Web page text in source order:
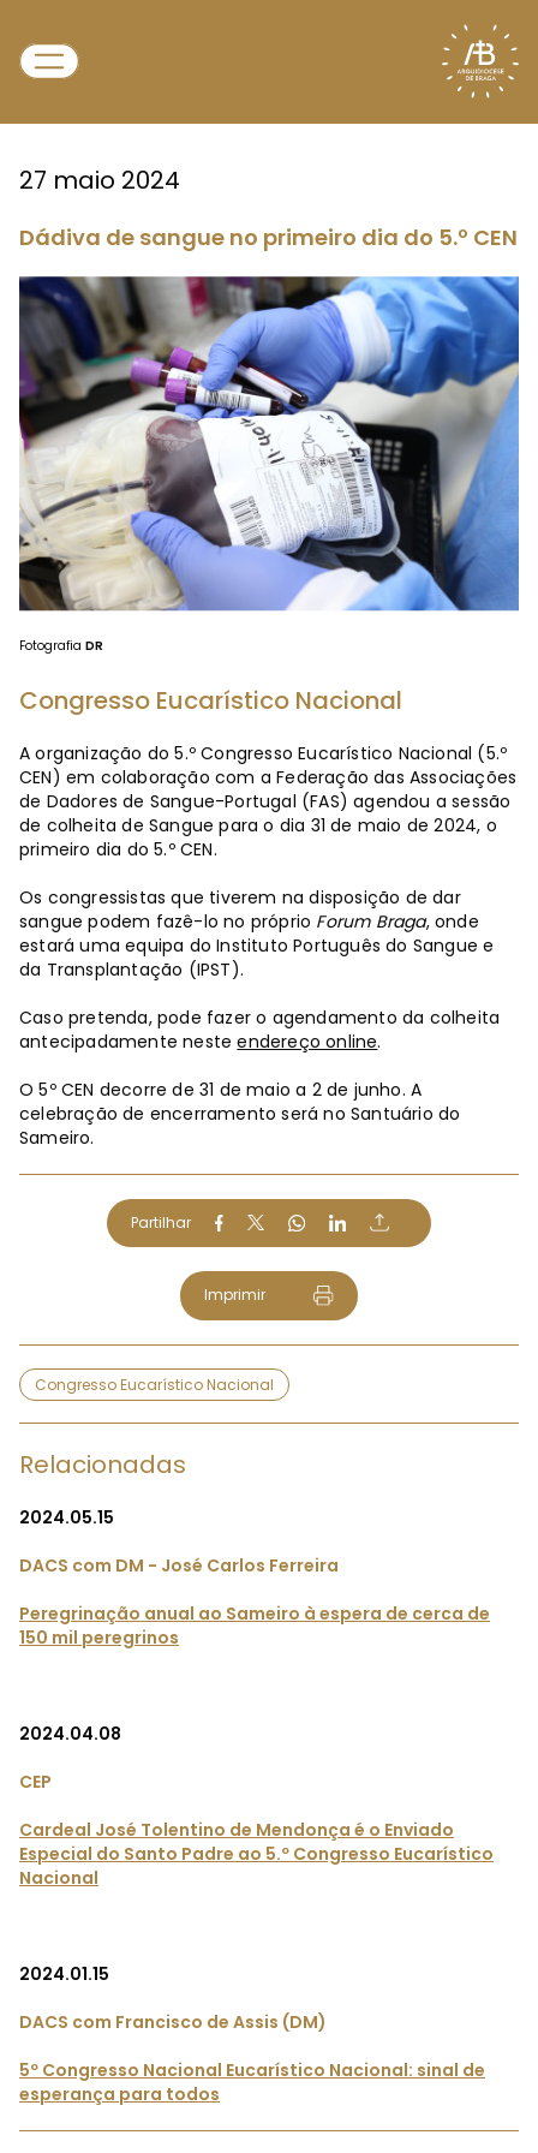
27 maio 2024
Dádiva de sangue no primeiro dia do 5.º CEN
Fotografia DR
Congresso Eucarístico Nacional
A organização do 5.º Congresso Eucarístico Nacional (5.º
CEN) em colaboração com a Federação das Associações
de Dadores de Sangue-Portugal (FAS) agendou a sessão
de colheita de Sangue para o dia 31 de maio de 2024, o
primeiro dia do 5.º CEN.
Os congressistas que tiverem na disposição de dar
sangue podem fazê-lo no próprio Forum Braga, onde
estará uma equipa do Instituto Português do Sangue e
da Transplantação (IPST).
Caso pretenda, pode fazer o agendamento da colheita
antecipadamente nesteendereço online.
O 5º CEN decorre de 31 de maio a 2 de junho. A
celebração de encerramento será no Santuário do
Sameiro.
Partilhar
Imprimir
Congresso Eucarístico Nacional
Relacionadas
2024.05.15
DACS com DM - José Carlos Ferreira
Peregrinação anual ao Sameiro à espera de cerca de
150 mil peregrinos
2024.04.08
CEP
Cardeal José Tolentino de Mendonça é o Enviado
Especial do Santo Padre ao 5.º Congresso Eucarístico
Nacional
2024.01.15
DACS com Francisco de Assis (DM)
5º Congresso Nacional Eucarístico Nacional: sinal de
esperança para todos